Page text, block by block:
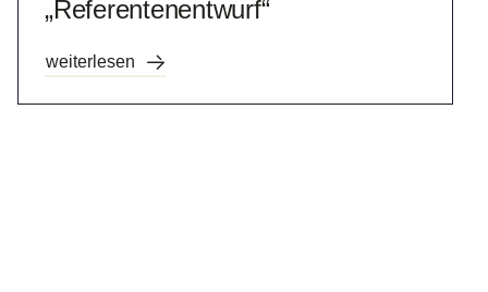
„Referentenentwurf“
weiterlesen